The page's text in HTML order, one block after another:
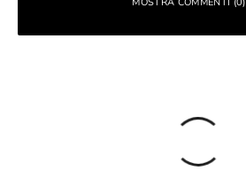
Il tuo indirizzo email non sarà pubblicato.